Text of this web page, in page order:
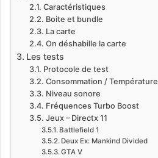
Caractéristiques
Boite et bundle
La carte
On déshabille la carte
Les tests
Protocole de test
Consommation / Température
Niveau sonore
Fréquences Turbo Boost
Jeux – Directx 11
Battlefield 1
Deux Ex: Mankind Divided
GTA V